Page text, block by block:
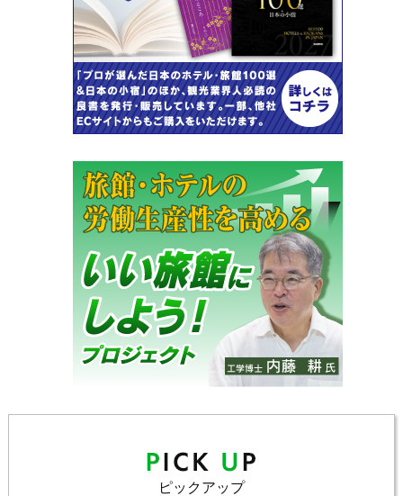
ピックアップ